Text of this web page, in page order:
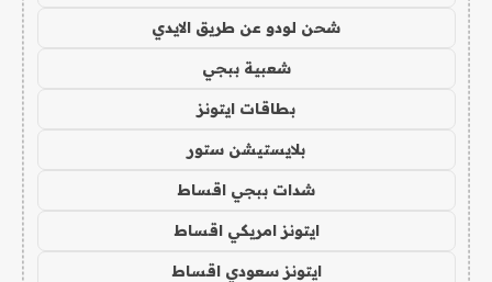
شحن لودو عن طريق الايدي
شعبية ببجي
بطاقات ايتونز
بلايستيشن ستور
شدات ببجي اقساط
ايتونز امريكي اقساط
ايتونز سعودي اقساط